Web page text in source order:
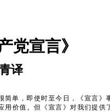
宣言》
译
单，即使时至今日，《宣言
价值。但《宣言》对我们提